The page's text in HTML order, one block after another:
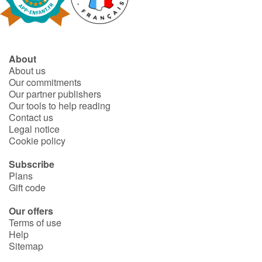
Fable, myth, literature and poetry
Ogres, monsters and witches
Heroines and Heroes
Ecology, nature, seasons
The animals
Travel, epic, investigation, adventure
Around the world
Learning
About
About us
Our commitments
Our partner publishers
Our tools to help reading
Contact us
Legal notice
Cookie policy
Subscribe
Plans
Gift code
Our offers
Terms of use
Help
Sitemap